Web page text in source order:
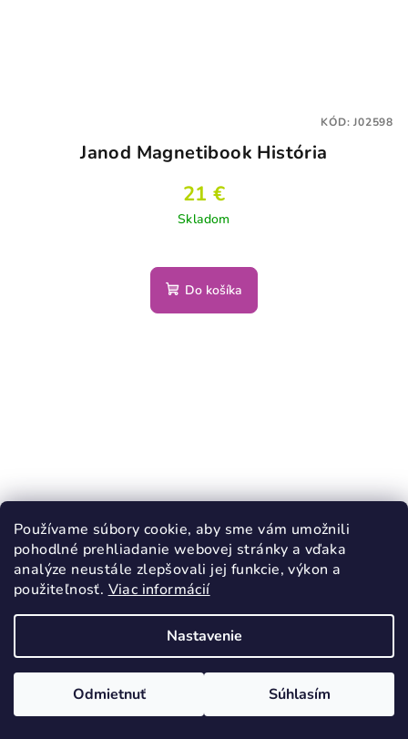
Používame súbory cookie, aby sme vám umožnili
pohodlné prehliadanie webovej stránky a vďaka
analýze neustále zlepšovali jej funkcie, výkon a
použiteľnosť. Viac informácií
Nastavenie
Odmietnuť Súhlasím
Janod Magnetibook História
21 €
Skladom
Do košíka
KÓD:J02598
Janod Magnetibook Hodiny
21 €